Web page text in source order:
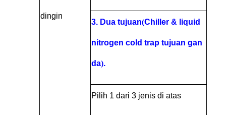
dingin
3. Dua tujuan(Chiller & liquid
nitrogen cold trap tujuan gan
da).
Pilih 1 dari 3 jenis di atas